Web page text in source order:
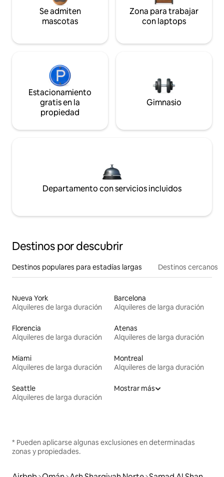
Se admiten
mascotas
Zona para trabajar
con laptops
Estacionamiento
gratis en la
propiedad
Gimnasio
Departamento con servicios incluidos
Destinos por descubrir
Destinos populares para estadías largas Destinos cercanos
Nueva York
Alquileres de larga duración
Barcelona
Alquileres de larga duración
Florencia
Alquileres de larga duración
Atenas
Alquileres de larga duración
Miami
Alquileres de larga duración
Montreal
Alquileres de larga duración
Seattle
Alquileres de larga duración
Mostrar más
* Pueden aplicarse algunas exclusiones en determinadas
zonas y propiedades.